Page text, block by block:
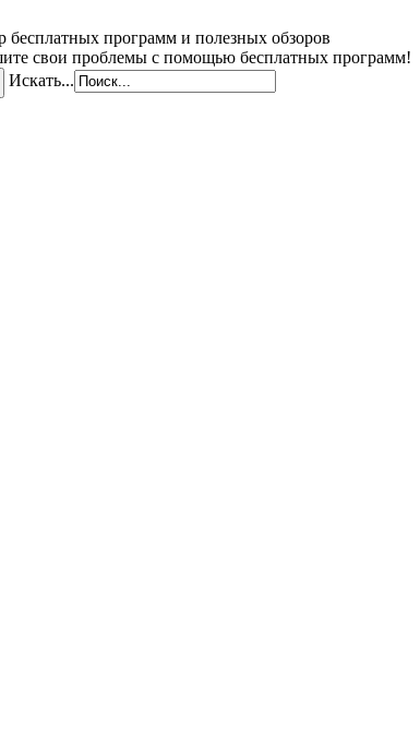
бесплатных программ и полезных обзоров
свои проблемы с помощью бесплатных программ!
Искать...